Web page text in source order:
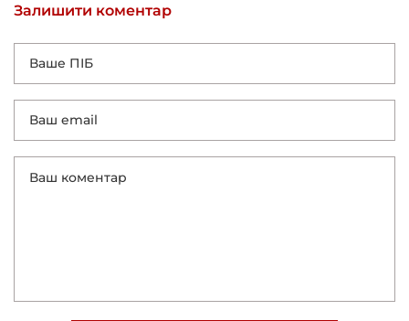
Залишити коментар